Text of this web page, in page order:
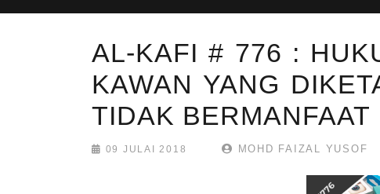
AL-KAFI # 776 :
KAWAN YANG
TIDAK BERMANFAAT
09 JULAI 2018 MOHD FAIZAL YUSOF